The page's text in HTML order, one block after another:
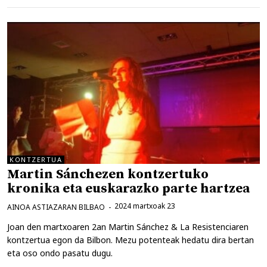
KONTZERTUA
Martin Sánchezen kontzertuko
kronika eta euskarazko parte hartzea
2024 martxoak 23
AINOA ASTIAZARAN BILBAO
Joan den martxoaren 2an Martin Sánchez & La Resistenciaren
kontzertua egon da Bilbon. Mezu potenteak hedatu dira bertan
eta oso ondo pasatu dugu.